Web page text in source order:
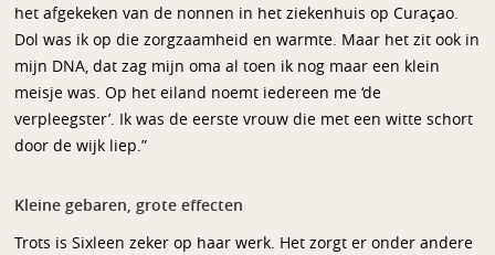
het afgekeken van de nonnen in het ziekenhuis op Curaçao.
Dol was ik op die zorgzaamheid en warmte. Maar het zit ook in
mijn DNA, dat zag mijn oma al toen ik nog maar een klein
meisje was. Op het eiland noemt iedereen me ‘de
verpleegster’. Ik was de eerste vrouw die met een witte schort
door de wijk liep.”
Kleine gebaren, grote effecten
Trots is Sixleen zeker op haar werk. Het zorgt er onder andere